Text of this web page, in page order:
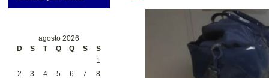
agosto 2026
D
S T Q Q S
S
1
2
3 4 5 6 7
8